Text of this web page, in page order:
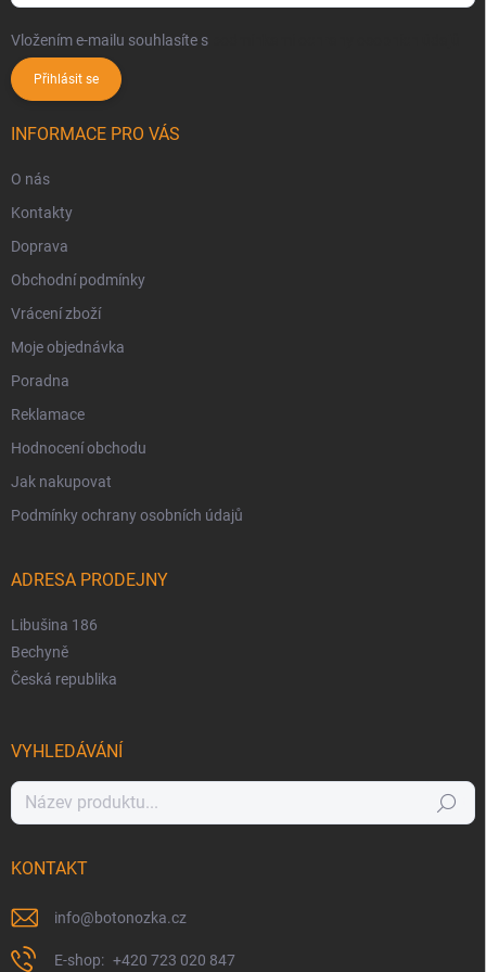
Vložením e-mailu souhlasíte s
Přihlásit se
INFORMACE PRO VÁS
O nás
Kontakty
Doprava
Obchodní podmínky
Vrácení zboží
Moje objednávka
Poradna
Reklamace
Hodnocení obchodu
Jak nakupovat
Podmínky ochrany osobních údajů
ADRESA PRODEJNY
Libušina 186
Bechyně
Česká republika
VYHLEDÁVÁNÍ
Hledat
KONTAKT
info@botonozka.cz
+420 723 020 847